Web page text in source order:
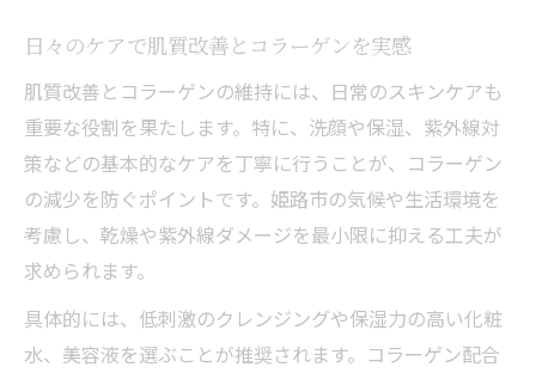
日々のケアで肌質改善とコラーゲンを実感
肌質改善とコラーゲンの維持には、日常のスキンケアも
重要な役割を果たします。特に、洗顔や保湿、紫外線対
策などの基本的なケアを丁寧に行うことが、コラーゲン
の減少を防ぐポイントです。姫路市の気候や生活環境を
考慮し、乾燥や紫外線ダメージを最小限に抑える工夫が
求められます。
具体的には、低刺激のクレンジングや保湿力の高い化粧
水、美容液を選ぶことが推奨されます。コラーゲン配合